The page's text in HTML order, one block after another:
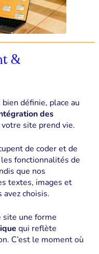
&
bien définie, place au
des
site prend vie.
de coder et de
fonctionnalités de
que nos
textes, images et
choisis.
site une forme
qui reflète
C’est le moment où